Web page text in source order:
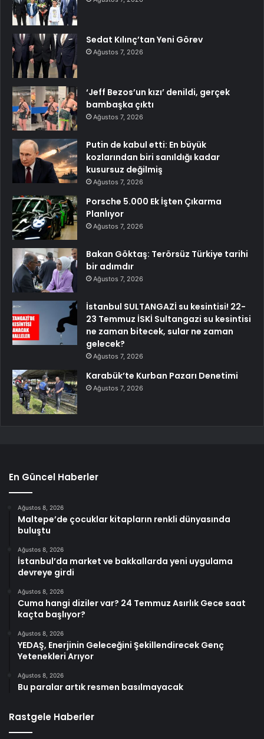
Sedat Kılınç’tan Yeni Görev
Ağustos 7, 2026
‘Jeff Bezos’un kızı’ denildi, gerçek
bambaşka çıktı
Ağustos 7, 2026
Putin de kabul etti: En büyük
kozlarından biri sanıldığı kadar
kusursuz değilmiş
Ağustos 7, 2026
Porsche 5.000 Ek İşten Çıkarma
Planlıyor
Ağustos 7, 2026
Bakan Göktaş: Terörsüz Türkiye tarihi
bir adımdır
Ağustos 7, 2026
İstanbul SULTANGAZİ su kesintisi! 22-
23 Temmuz İSKİ Sultangazi su kesintisi
ne zaman bitecek, sular ne zaman
gelecek?
Ağustos 7, 2026
Karabük’te Kurban Pazarı Denetimi
Ağustos 7, 2026
En Güncel Haberler
Ağustos 8, 2026
Maltepe’de çocuklar kitapların renkli dünyasında
buluştu
Ağustos 8, 2026
İstanbul’da market ve bakkallarda yeni uygulama
devreye girdi
Ağustos 8, 2026
Cuma hangi diziler var? 24 Temmuz Asırlık Gece saat
kaçta başlıyor?
Ağustos 8, 2026
YEDAŞ, Enerjinin Geleceğini Şekillendirecek Genç
Yetenekleri Arıyor
Ağustos 8, 2026
Bu paralar artık resmen basılmayacak
Rastgele Haberler